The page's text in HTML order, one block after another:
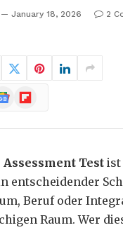
January 18, 2026
2
Flipboard
Testist
entscheidender
Beruf oder
Raum. Wer